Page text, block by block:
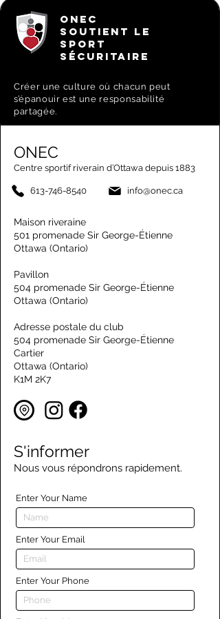
ONEC
SOUTIENT LE
SPORT
SÉCURITAIRE
Créer une culture où chacun peut
s’épanouir est une responsabilité
partagée.
ONEC
Centre sportif riverain d’Ottawa depuis 1883
613-746-8540 info@onec.ca
Maison riveraine
501 promenade Sir George-Étienne
Ottawa (Ontario)
Pavillon
504 promenade Sir George-Étienne
Ottawa (Ontario)
Adresse postale du club
504 promenade Sir George-Étienne
Cartier
Ottawa (Ontario)
K1M 2K7
S'informer
Nous vous répondrons rapidement.
Enter Your Name
Enter Your Email
Enter Your Phone